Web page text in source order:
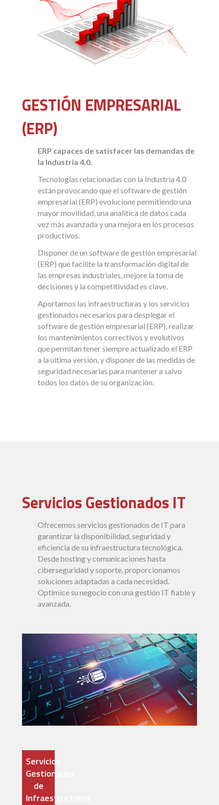
GESTIÓN EMPRESARIAL
(ERP)
ERP capaces de satisfacer las demandas de
la Industria 4.0.
Tecnologías relacionadas con la Industria 4.0
están provocando que el software de gestión
empresarial (ERP) evolucione permitiendo una
mayor movilidad, una analítica de datos cada
vez más avanzada y una mejora en los procesos
productivos.
Disponer de un software de gestión empresarial
(ERP) que facilite la transformación digital de
las empresas industriales, mejore la toma de
decisiones y la competitividad es clave.
Aportamos las infraestructuras y los servicios
gestionados necesarios para desplegar el
software de gestión empresarial (ERP), realizar
los mantenimientos correctivos y evolutivos
que permitan tener siempre actualizado el ERP
a la última versión, y disponer de las medidas de
seguridad necesarias para mantener a salvo
todos los datos de su organización.
Servicios Gestionados IT
Ofrecemos servicios gestionados de IT para
garantizar la disponibilidad, seguridad y
eficiencia de su infraestructura tecnológica.
Desde hosting y comunicaciones hasta
ciberseguridad y soporte, proporcionamos
soluciones adaptadas a cada necesidad.
Optimice su negocio con una gestión IT fiable y
avanzada.
Servicios
Gestionados
de
Infraestructuras